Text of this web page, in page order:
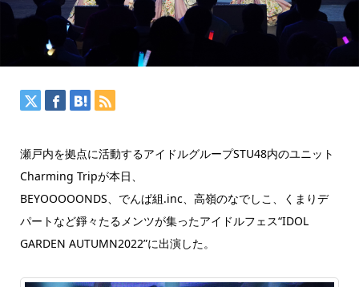
瀬戸内を拠点に活動するアイドルグループSTU48内のユニット
Charming Tripが本日、
BEYOOOOONDS、でんぱ組.inc、高嶺のなでしこ、くまりデ
パートなど錚々たるメンツが集ったアイドルフェス“IDOL
GARDEN AUTUMN2022”に出演した。